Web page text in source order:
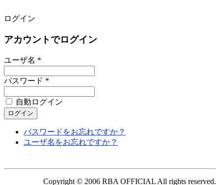
ログイン
アカウントでログイン
ユーザ名 *
パスワード *
自動ログイン
パスワードをお忘れですか？
ユーザ名をお忘れですか？
Copyright © 2006 RBA OFFICIAL All rights reserved.